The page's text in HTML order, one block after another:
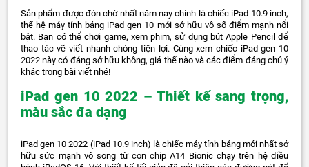
Sản phẩm được đón chờ nhất năm nay chính là chiếc iPad 10.9 inch,
thế hệ máy tính bảng iPad gen 10 mới sở hữu vô số điểm mạnh nổi
bật. Bạn có thể chơi game, xem phim, sử dụng bút Apple Pencil để
thao tác vẽ viết nhanh chóng tiện lợi. Cùng xem chiếc iPad gen 10
2022 này có đáng sở hữu không, giá thế nào và các điểm đáng chú ý
khác trong bài viết nhé!
iPad gen 10 2022 – Thiết kế sang trọng,
màu sắc đa dạng
iPad gen 10 2022 (iPad 10.9 inch) là chiếc máy tính bảng mới nhất sở
hữu sức mạnh vô song từ con chip A14 Bionic chạy trên hệ điều